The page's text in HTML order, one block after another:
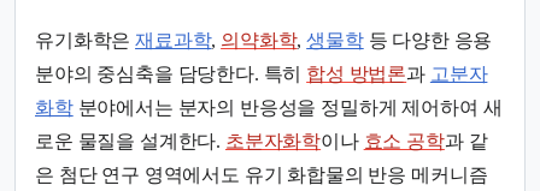
유기화학은재료과학, 의약화학,생물학등 다양한 응용
분야의 중심축을 담당한다. 특히 합성 방법론과 고분자
화학분야에서는 분자의 반응성을 정밀하게 제어하여 새
로운 물질을 설계한다. 초분자화학이나 효소 공학과 같
은 첨단 연구 영역에서도 유기 화합물의 반응 메커니즘